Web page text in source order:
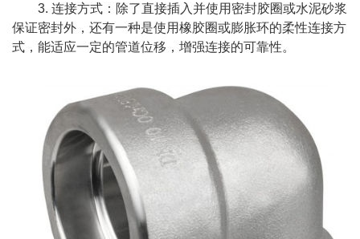
3. 连接方式：除了直接插入并使用密封胶圈或水泥砂浆
保证密封外，还有一种是使用橡胶圈或膨胀环的柔性连接方
式，能适应一定的管道位移，增强连接的可靠性。